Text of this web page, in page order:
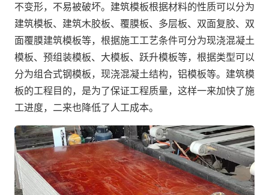
不变形，不易被破坏。建筑模板根据材料的性质可以分为
建筑模板、建筑木胶板、覆膜板、多层板、双面复胶、双
面覆膜建筑模板等，根据施工工艺条件可分为现浇混凝土
模板、预组装模板、大模板、跃升模板等，根据类型可以
分为组合式钢模板，现浇混凝土结构，铝模板等。建筑模
板的工程目的，是为了保证工程质量，这样一来加快了施
工进度，二来也降低了人工成本。